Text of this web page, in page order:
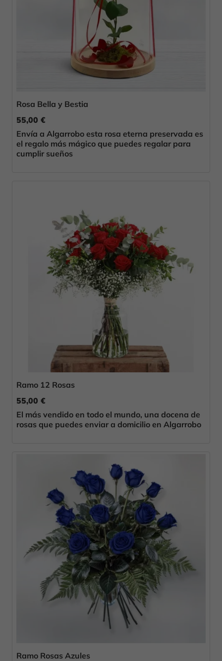
Rosa Bella y Bestia
55,00 €
Envía a Algarrobo esta rosa eterna preservada es
el regalo más mágico que puedes regalar para
cumplir sueños
Ramo 12 Rosas
55,00 €
El más vendido en todo el mundo, una docena de
rosas que puedes enviar a domicilio en Algarrobo
Ramo Rosas Azules